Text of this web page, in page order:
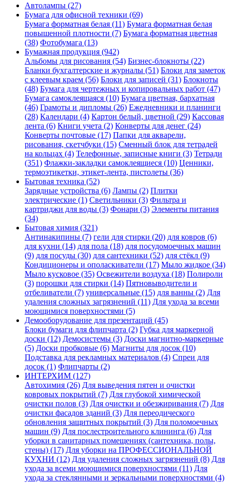
Автолампы (27)
Бумага для офисной техники (69)
Бумага форматная белая (11) Бумага форматная белая
повышенной плотности (7) Бумага форматная цветная
(38) Фотобумага (13)
Бумажная продукция (942)
Альбомы для рисования (54) Бизнес-блокноты (22)
Бланки бухгалтерские и журналы (51) Блоки для заметок
с клеевым краем (56) Блоки для записей (31) Блокноты
(48) Бумага для чертежных и копировальных работ (47)
Бумага самоклеящаяся (10) Бумага цветная, бархатная
(46) Грамоты и дипломы (26) Ежедневники и планинги
(28) Календари (4) Картон белый, цветной (29) Кассовая
лента (6) Книги учета (2) Конверты для денег (24)
Конверты почтовые (17) Папки для акварели,
рисования, скетчбуки (15) Сменный блок для тетрадей
на кольцах (4) Телефонные, записные книги (3) Тетради
(351) Флажки-закладки самоклеящиеся (10) Ценники,
термоэтикетки, этикет-лента, пистолеты (36)
Бытовая техника (52)
Зарядные устройства (6) Лампы (2) Плитки
электрические (1) Светильники (3) Фильтра и
картриджи для воды (3) Фонари (3) Элементы питания
(34)
Бытовая химия (321)
Антинакипины (7) гели для стирки (20) для ковров (6)
для кухни (14) для пола (18) для посудомоечных машин
(9) для посуды (30) для сантехники (52) для стёкл (9)
Кондиционеры и ополаскиватели (17) Мыло жидкое (34)
Мыло кусковое (35) Освежители воздуха (18) Полироли
(3) порошки для стирки (14) Пятновыводители и
отбеливатели (7) универсальные (15) для ванны (2) Для
удаления сложных загрязнений (11) Для ухода за всеми
моющимися поверхностями (5)
Демооборудование для презентаций (45)
Блоки бумаги для флипчарта (2) Губка для маркерной
доски (12) Демосистемы (3) Доски магнитно-маркерные
(5) Доски пробковые (6) Магниты для досок (10)
Подставка для рекламных материалов (4) Спреи для
досок (1) Флипчарты (2)
ИНТЕРХИМ (127)
Автохимия (26) Для выведения пятен и очистки
ковровых покрытий (7) Для глубокой химической
очистки полов (3) Для очистки и обезжиривания (7) Для
очистки фасадов зданий (3) Для переодического
обновления защитных покрытий (3) Для поломоечных
машин (9) Для послестроительного клининга (6) Для
уборки в санитарных помещениях (сантехника, полы,
стены) (17) Для уборки на ПРОФЕССИОНАЛЬНОЙ
КУХНИ (12) Для удаления сложных загрязнений (8) Для
ухода за всеми моющимися поверхностями (11) Для
ухода за стеклянными и зеркальными поверхностями (4)